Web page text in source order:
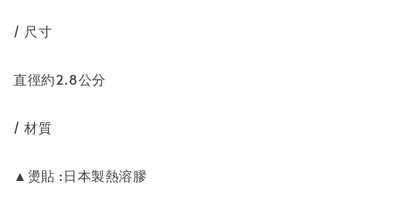
/ 尺寸
直徑約2.8公分
/ 材質
▲燙貼 :日本製熱溶膠